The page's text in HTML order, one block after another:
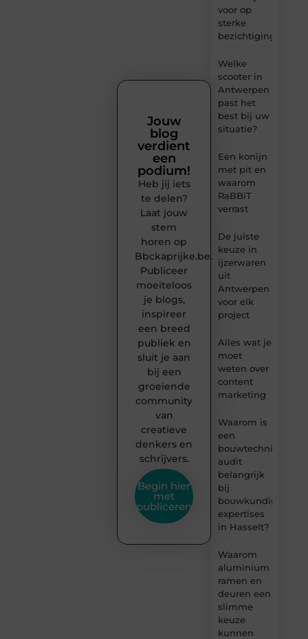
voor op
sterke
bezichtigingen
Welke
scooter in
Antwerpen
past het
best bij uw
situatie?
Een konijn
met pit en
waarom
RaBBiT
verrast
De juiste
keuze in
ijzerwaren
uit
Antwerpen
voor elk
project
Alles wat je
moet
weten over
content
marketing
Waarom is
een
bouwtechnische
audit
belangrijk
bij
bouwkundige
expertises
in Hasselt?
Waarom
aluminium
ramen en
deuren een
slimme
keuze
kunnen
Jouw
blog
verdient
een
podium!
Heb jij iets
te delen?
Laat jouw
stem
horen op
Bbckaprijke.be.
Publiceer
moeiteloos
je blogs,
inspireer
een breed
publiek en
sluit je aan
bij een
groeiende
community
van
creatieve
denkers en
schrijvers.
Begin hier
met
publiceren